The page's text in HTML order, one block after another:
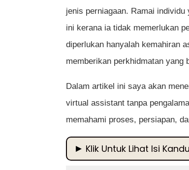
jenis perniagaan. Ramai
ini kerana ia tidak memerlukan
diperlukan hanyalah kemahiran
memberikan perkhidmatan yang
Dalam artikel ini saya akan
virtual assistant tanpa
memahami proses, persiapan,
Klik Untuk Lihat Isi